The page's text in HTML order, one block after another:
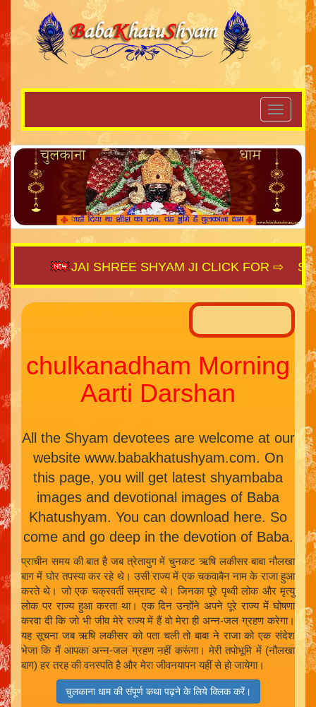
JAI SHREE SHYAM JI CLICK FOR ⇨
chulkanadham Morning
Aarti Darshan
All the Shyam devotees are welcome at our
website www.babakhatushyam.com. On
this page, you will get latest shyambaba
images and devotional images of Baba
Khatushyam. You can download here. So
come and go deep in the devotion of Baba.
प्राचीन समय की बात है जब त्रेतायुग में चुनकट ऋषि लकीसर बाबा नौलखा
बाग में घोर तपस्या कर रहे थे। उसी राज्य में एक चकवाबैन नाम के राजा हुआ
करते थे। जो एक चक्रवर्ती सम्राष्ट थे। जिनका पूरे पृथ्वी लोक और मृत्यु
लोक पर राज्य हुआ करता था। एक दिन उन्होंने अपने पूरे राज्य में घोषणा
करवा दी कि जो भी जीव मेरे राज्य में हैं वो मेरा ही अन्न-जल ग्रहण करेगा।
यह सूचना जब ऋषि लकीसर को पता चली तो बाबा ने राजा को एक संदेश
भेजा कि मैं आपका अन्न-जल ग्रहण नहीं करूंगा। मेरी तपोभूमि में (नौलखा
बाग) हर तरह की वनस्पति है और मेरा जीवनयापन यहीं से हो जायेगा।
चुलकाना धाम की संपूर्ण कथा पढ़ने के लिये क्लिक करें।